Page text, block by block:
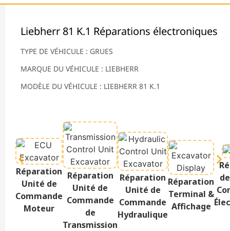
Liebherr 81 K.1 Réparations électroniques
TYPE DE VÉHICULE : GRUES
MARQUE DU VÉHICULE : LIEBHERR
MODÈLE DU VÉHICULE : LIEBHERR 81 K.1
Réparation
Unité de
Commande
Moteur
Réparation
Unité de
Commande
de
Transmission
Réparation
Unité de
Commande
Hydraulique
Réparation
Terminal &
Affichage